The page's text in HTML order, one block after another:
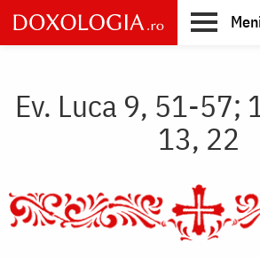
Skip
to
main
Ev. Luca 9, 51-57;
13, 22